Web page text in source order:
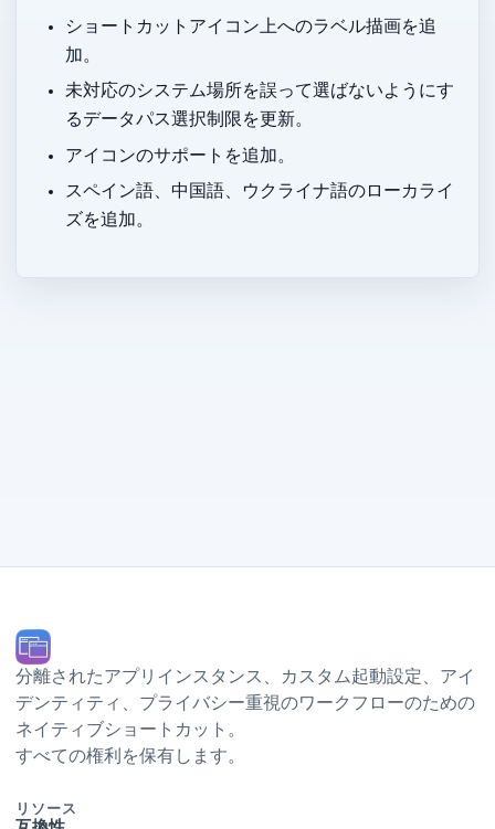
ショートカットアイコン上へのラベル描画を追
加。
未対応のシステム場所を誤って選ばないようにす
るデータパス選択制限を更新。
PNG アイコン のサポートを追加。
スペイン語、中国語、ウクライナ語のローカライ
ズを追加。
分離されたアプリインスタンス、カスタム起動設定、Dock アイ
デンティティ、プライバシー重視のワークフローのための
ネイティブ macOS ショートカット。
© 2026 Ihor July. すべての権利を保有します。
リソース